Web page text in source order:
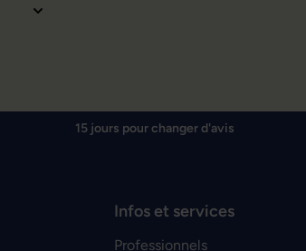
15 jours pour changer d'avis
Infos et services
Professionnels